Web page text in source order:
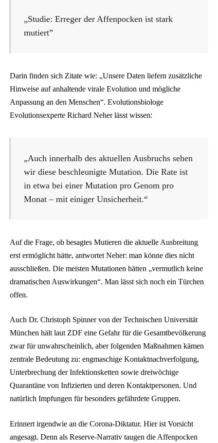
„Studie: Erreger der Affenpocken ist stark
mutiert”
Darin finden sich Zitate wie: „Unsere Daten liefern zusätzliche
Hinweise auf anhaltende virale Evolution und mögliche
Anpassung an den Menschen“. Evolutionsbiologe
Evolutionsexperte Richard Neher lässt wissen:
„Auch innerhalb des aktuellen Ausbruchs sehen
wir diese beschleunigte Mutation. Die Rate ist
in etwa bei einer Mutation pro Genom pro
Monat – mit einiger Unsicherheit.“
Auf die Frage, ob besagtes Mutieren die aktuelle Ausbreitung
erst ermöglicht hätte, antwortet Neher: man könne dies nicht
ausschließen. Die meisten Mutationen hätten „vermutlich keine
dramatischen Auswirkungen“. Man lässt sich noch ein Türchen
offen.
Auch Dr. Christoph Spinner von der Technischen Universität
München hält laut ZDF eine Gefahr für die Gesamtbevölkerung
zwar für unwahrscheinlich, aber folgenden Maßnahmen kämen
zentrale Bedeutung zu: engmaschige Kontaktnachverfolgung,
Unterbrechung der Infektionsketten sowie dreiwöchige
Quarantäne von Infizierten und deren Kontaktpersonen. Und
natürlich Impfungen für besonders gefährdete Gruppen.
Erinnert irgendwie an die Corona-Diktatur. Hier ist Vorsicht
angesagt. Denn als Reserve-Narrativ taugen die Affenpocken